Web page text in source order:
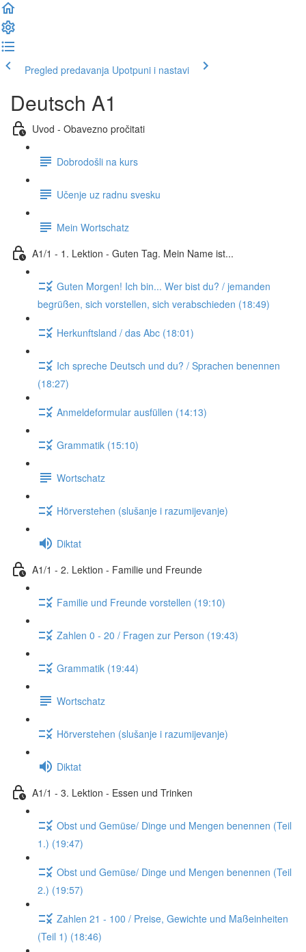
Pregled predavanja Upotpuni i nastavi
Deutsch A1
Uvod - Obavezno pročitati
Dobrodošli na kurs
Učenje uz radnu svesku
Mein Wortschatz
A1/1 - 1. Lektion - Guten Tag. Mein Name ist...
Guten Morgen! Ich bin... Wer bist du? / jemanden
begrüßen, sich vorstellen, sich verabschieden (18:49)
Herkunftsland / das Abc (18:01)
Ich spreche Deutsch und du? / Sprachen benennen
(18:27)
Anmeldeformular ausfüllen (14:13)
Grammatik (15:10)
Wortschatz
Hörverstehen (slušanje i razumijevanje)
Diktat
A1/1 - 2. Lektion - Familie und Freunde
Familie und Freunde vorstellen (19:10)
Zahlen 0 - 20 / Fragen zur Person (19:43)
Grammatik (19:44)
Wortschatz
Hörverstehen (slušanje i razumijevanje)
Diktat
A1/1 - 3. Lektion - Essen und Trinken
Obst und Gemüse/ Dinge und Mengen benennen (Teil
1.) (19:47)
Obst und Gemüse/ Dinge und Mengen benennen (Teil
2.) (19:57)
Zahlen 21 - 100 / Preise, Gewichte und Maßeinheiten
(Teil 1) (18:46)